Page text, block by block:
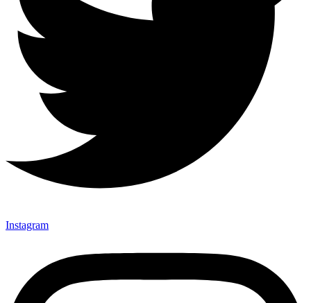
Instagram